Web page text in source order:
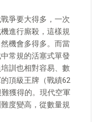
爭要大得多，一次
進行廝殺，這樣規
機會多得多。而當
常規的活塞式單發
訓也相對容易、數
頂級王牌（戰績62
獲得的。現代空軍
度變高，從數量規